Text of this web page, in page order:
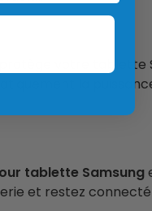
votre tablette
la
tablette Samsung
et restez